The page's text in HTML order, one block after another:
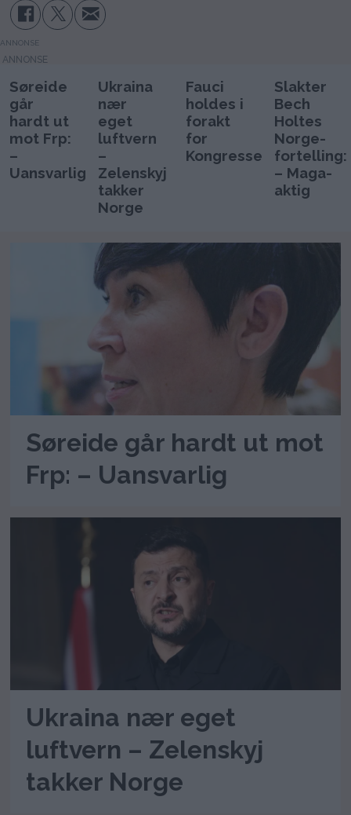
ANNONSE
Søreide
går
hardt ut
mot Frp:
–
Uansvarlig
Ukraina
nær
eget
luftvern
–
Zelenskyj
takker
Norge
Fauci
holdes i
forakt
for
Kongressen
Slakter
Bech
Holtes
Norge-
fortelling:
– Maga-
aktig
Søreide går hardt ut mot
Frp: – Uansvarlig
Ukraina nær eget
luftvern – Zelenskyj
takker Norge